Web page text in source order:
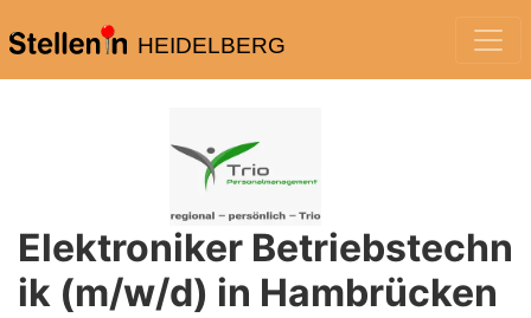
HEIDELBERG
Elektroniker Betriebstechn
ik (m/w/d) in Hambrücken